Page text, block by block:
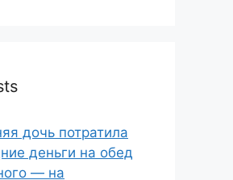
дочь потратила
деньги на обед
— на